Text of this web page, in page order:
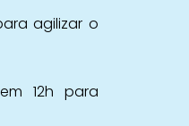
agilizar o
12h para